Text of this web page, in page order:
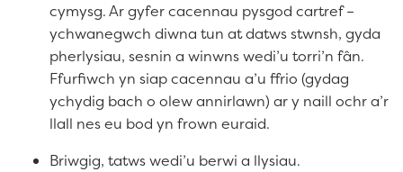
cymysg. Ar gyfer cacennau pysgod cartref –
ychwanegwch diwna tun at datws stwnsh, gyda
pherlysiau, sesnin a winwns wedi’u torri’n fân.
Ffurfiwch yn siap cacennau a’u ffrio (gydag
ychydig bach o olew annirlawn) ar y naill ochr a’r
llall nes eu bod yn frown euraid.
Briwgig, tatws wedi’u berwi a llysiau.